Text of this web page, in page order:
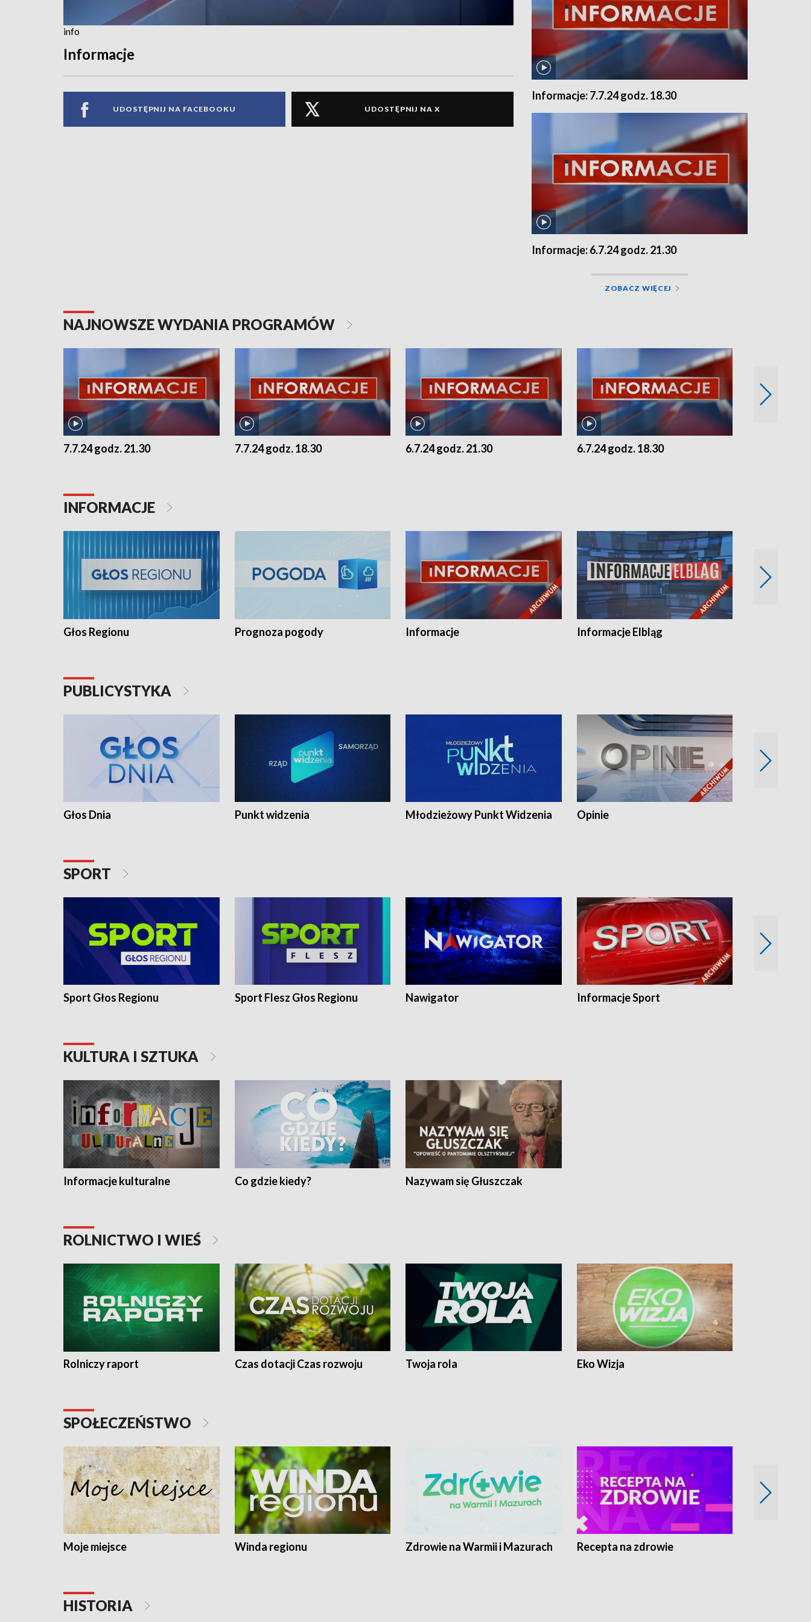
info
Informacje
UDOSTĘPNIJ NA FACEBOOKU UDOSTĘPNIJ NA X
Informacje: 7.7.24 godz. 18.30
Informacje: 6.7.24 godz. 21.30
ZOBACZ WIĘCEJ
NAJNOWSZE WYDANIA PROGRAMÓW
7.7.24 godz. 21.30 7.7.24 godz. 18.30 6.7.24 godz. 21.30 6.7.24 godz. 18.30
INFORMACJE
Głos Regionu Prognoza pogody Informacje Informacje Elbląg
PUBLICYSTYKA
Głos Dnia Punkt widzenia Młodzieżowy Punkt Widzenia Opinie
SPORT
Sport Głos Regionu Sport Flesz Głos Regionu Nawigator Informacje Sport
KULTURA I SZTUKA
Informacje kulturalne Co gdzie kiedy? Nazywam się Głuszczak
ROLNICTWO I WIEŚ
Rolniczy raport Czas dotacji Czas rozwoju Twoja rola Eko Wizja
SPOŁECZEŃSTWO
Moje miejsce Winda regionu Zdrowie na Warmii i Mazurach Recepta na zdrowie
HISTORIA